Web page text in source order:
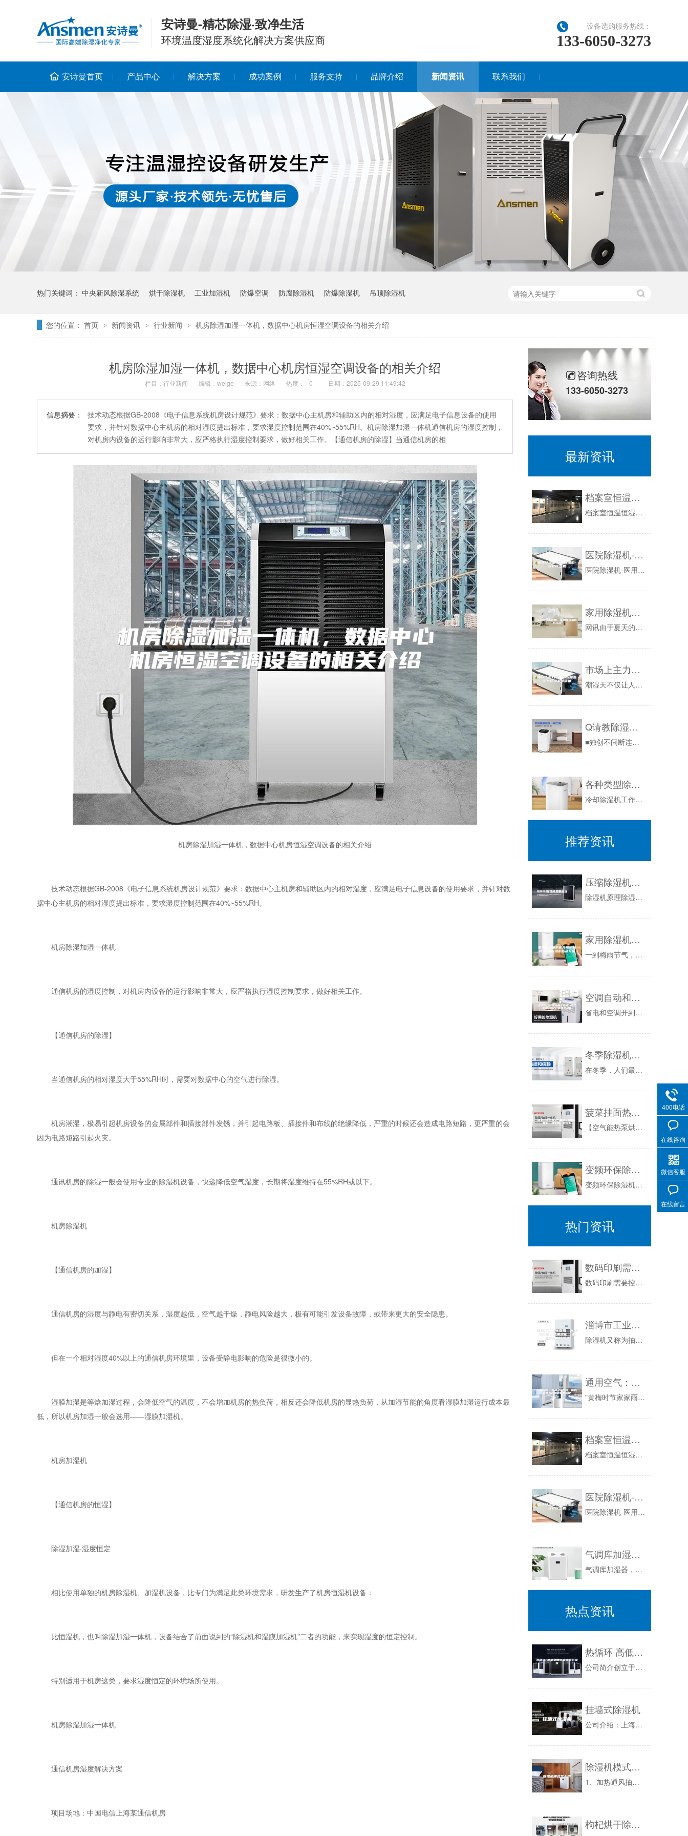
安诗曼-精芯除湿·致净生活
环境温度湿度系统化解决方案供应商
设备选购服务热线：
133-6050-3273
安诗曼首页 产品中心 解决方案 成功案例 服务支持 品牌介绍 新闻资讯 联系我们
热门关键词： 中央新风除湿系统 烘干除湿机 工业加湿机 防爆空调 防腐除湿机 防爆除湿机 吊顶除湿机
您的位置： 首页 > 新闻资讯 > 行业新闻 > 机房除湿加湿一体机，数据中心机房恒湿空调设备的相关介绍
机房除湿加湿一体机，数据中心机房恒湿空调设备的相关介绍
栏目： 行业新闻 编辑：weige 来源：网络 热度： 0 日期：2025-09-29 11:49:42
信息摘要：
技术动态根据GB-2008《电子信息系统机房设计规范》要求：数据中心主机房和辅助区内的相对湿度，应满足电子信息设备的使用
要求，并针对数据中心主机房的相对湿度提出标准，要求湿度控制范围在40%~55%RH。机房除湿加湿一体机通信机房的湿度控制，
对机房内设备的运行影响非常大，应严格执行湿度控制要求，做好相关工作。【通信机房的除湿】当通信机房的相
机房除湿加湿一体机，数据中心机房恒湿空调设备的相关介绍
技术动态根据GB-2008《电子信息系统机房设计规范》要求：数据中心主机房和辅助区内的相对湿度，应满足电子信息设备的使用要求，并针对数
据中心主机房的相对湿度提出标准，要求湿度控制范围在40%~55%RH。
机房除湿加湿一体机
通信机房的湿度控制，对机房内设备的运行影响非常大，应严格执行湿度控制要求，做好相关工作。
【通信机房的除湿】
当通信机房的相对湿度大于55%RH时，需要对数据中心的空气进行除湿。
机房潮湿，极易引起机房设备的金属部件和插接部件发锈，并引起电路板、插接件和布线的绝缘降低，严重的时候还会造成电路短路，更严重的会
因为电路短路引起火灾。
通讯机房的除湿一般会使用专业的除湿机设备，快递降低空气湿度，长期将湿度维持在55%RH或以下。
机房除湿机
【通信机房的加湿】
通信机房的湿度与静电有密切关系，湿度越低，空气越干燥，静电风险越大，极有可能引发设备故障，或带来更大的安全隐患。
但在一个相对湿度40%以上的通信机房环境里，设备受静电影响的危险是很微小的。
湿膜加湿是等焓加湿过程，会降低空气的温度，不会增加机房的热负荷，相反还会降低机房的显热负荷，从加湿节能的角度看湿膜加湿运行成本最
低，所以机房加湿一般会选用——湿膜加湿机。
机房加湿机
【通信机房的恒湿】
除湿加湿·湿度恒定
相比使用单独的机房除湿机、加湿机设备，比专门为满足此类环境需求，研发生产了机房恒湿机设备：
比恒湿机，也叫除湿加湿一体机，设备结合了前面说到的“除湿机和湿膜加湿机”二者的功能，来实现湿度的恒定控制。
特别适用于机房这类，要求湿度恒定的环境场所使用。
机房除湿加湿一体机
通信机房湿度解决方案
项目场地：中国电信上海某通信机房
咨询热线
133-6050-3273
最新资讯
档案室恒温恒湿空调，档案室温湿度自动化控制设备
档案室恒温恒湿空调，档案室温湿度自动化控制设备新闻资讯：不管是纸质档案资料，还是音频录像档案，对档案室库房环境中的温度和湿度这方面一般都是有...
医院除湿机-医用除湿机-医疗除湿机
医院除湿机-医用除湿机-医疗除湿机，?医院除湿机医用除湿机医疗除湿机，供应医院病房、器械等的除湿机、抽湿机。为医院里有更好的空气环境而一直努...
家用除湿机作用—家用除湿机优势介绍
网讯由于夏天的到来，我们周围的空气变得越来越潮湿，使得我们的皮肤变得越来越差，但是的出现为我们解决这样的问题，除湿机有什么样的优势呢？又是怎...
市场上主力军：转轮除湿机与压缩机除湿机
潮湿天不仅让人感觉到困乏，更重要的是让家庭生活不舒适，过度潮湿引发霉菌滋生，甚至影响家居装修和家电产品的正常工作。因此，每到“回南天”，家庭...
Q请教除湿机哪个牌子的性价比高？
■独创不间断连续动态高速除湿，无一般间隙式除湿干燥箱所特有约占1/2-1/3总工作时间的加热降温不除湿的预运行过程，避免了用户一开箱门湿度上...
各种类型除湿器的工作原理大全
冷却除湿机工作原理按使用功能分，可分为：一般型、降温型、调温型、多功能型。一般型除湿机是指空气经过蒸发器冷却除湿，由再热器加热升温，降低相对...
推荐资讯
压缩除湿机原理
除湿机原理除湿机原理如下：1、除湿机的内循环：通过压缩机的运行→排气口排出高温高压的气体→冷凝器冷却→变成低温高压气体→通过毛细管截流→变成...
家用除湿机的保养维护知识 家用除湿机新品介绍
一到梅雨节气，南方空气就会变得特别的潮湿，因此很多家庭都会购置除湿器，除湿机是解决我们的潮湿问题的最好方法，而为了保证我们的除湿机的正常使用...
空调自动和除湿哪个省电 除湿机24小时开着费多少电
省电和空调开到26度没关系，至于抽湿，下雨天尤其是南方，室外闷热湿度大，空调开除湿模式比制冷模式更省电。空调要想省电做到以下几点就可以了。1...
冬季除湿机你不来试试
在冬季，人们最苦恼的便是家里潮湿，造成衣服、裤子等一些物品受潮，霉变。给生活带来了很大的不便。从而除湿机变成了人们热捧的电器。随着秋冬季节的...
菠菜挂面热泵空气能烘干除湿一体机、烘干房、除湿机
【空气能热泵烘干机】基本说明米粉干燥是整个生产线中投资最多、技术性最强的工序，与产品质量和生产成本有极为重要的关系。生产中发生的酥面、潮面、...
变频环保除湿机未来技术走势
变频环保除湿机未来技术走势虽然现在除湿机基本上100%都是采用定频压缩机来进行除湿，而真真的有变频除湿机的意识的厂家寥寥无几，更谈不上批量生...
热门资讯
数码印刷需要控湿控温
数码印刷需要控湿控温：印花，其实是一种印刷行为，刚开始的时候是在纸张上进行，后来慢慢的扩展到其他行业，比如纺织、玻璃等等，我们穿的衣服还有盖...
淄博市工业除湿机，大型车间地下室抽湿机 配电房仓库除湿器
除湿机又称为抽湿机、干燥机、除湿器，一般可分为民用除湿机和工业除湿机两大类，属于空调家庭中的一个部分。通常，常规除湿机由压缩机、热交换器、风...
通用空气：新风净化除湿一体机将成为舒适居家新标配
"黄梅时节家家雨，青草池塘处处蛙",每年的六七月，南方多地都陆续进入梅雨期，在诗人笔下生花惬意的梅雨天在现实中却有许多扰人的烦恼：阴雨连绵、...
档案室恒温恒湿空调，档案室温湿度自动化控制设备
档案室恒温恒湿空调，档案室温湿度自动化控制设备新闻资讯：不管是纸质档案资料，还是音频录像档案，对档案室库房环境中的温度和湿度这方面一般都是有...
医院除湿机-医用除湿机-医疗除湿机
医院除湿机-医用除湿机-医疗除湿机，?医院除湿机医用除湿机医疗除湿机，供应医院病房、器械等的除湿机、抽湿机。为医院里有更好的空气环境而一直努...
气调库加湿器，气调库保鲜喷雾加湿设备
气调库加湿器，气调库保鲜喷雾加湿设备新闻资讯：气调保鲜技术具有保鲜效果好，贮藏期较长，以及损耗小，安全无污染等显著优势，被公认为是当前最为先...
热点资讯
热循环 高低温循环实验箱低噪音
公司简介创立于2013年，座落于广东省东莞市常平镇，是一家专业致力于新科技的可靠性试验技术研究和气候环境模拟设备的研发、制造、销售的科技创新...
挂墙式除湿机
公司介绍：上海通岳冷冻是致力于为用户提供工业制冷、民用中央空调、行业特种制冷领域完美解决方案的高科技企业。公司有一批制冷行业高精尖技术及营销...
除湿机模式怎么用
1、加热通风抽湿：加热通风抽湿是通过加热空气的办法，使其相对湿度Φ值降低，应用这种方法抽湿投资少，运行费用低，但只能降低相对湿度，而不能降低...
枸杞烘干除湿机，排湿好才能烘出好枸杞
400电话
在线咨询
微信客服
在线留言